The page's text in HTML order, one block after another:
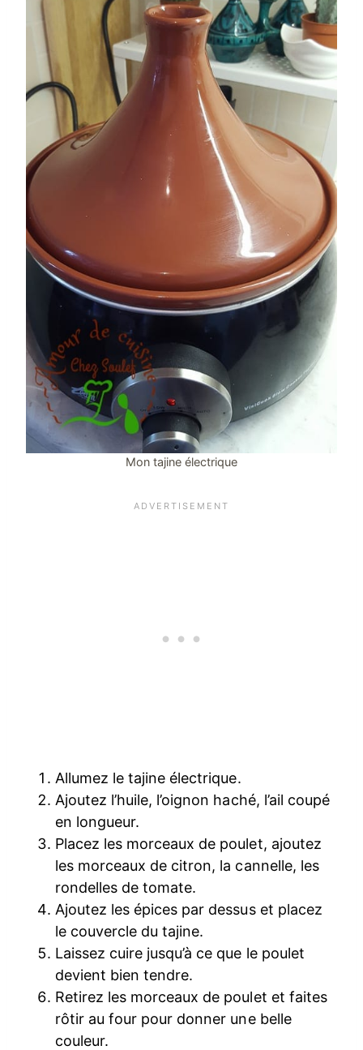
Mon tajine électrique
Allumez le tajine électrique.
Ajoutez l’huile, l’oignon haché, l’ail coupé
en longueur.
Placez les morceaux de poulet, ajoutez
les morceaux de citron, la cannelle, les
rondelles de tomate.
Ajoutez les épices par dessus et placez
le couvercle du tajine.
Laissez cuire jusqu’à ce que le poulet
devient bien tendre.
Retirez les morceaux de poulet et faites
rôtir au four pour donner une belle
couleur.